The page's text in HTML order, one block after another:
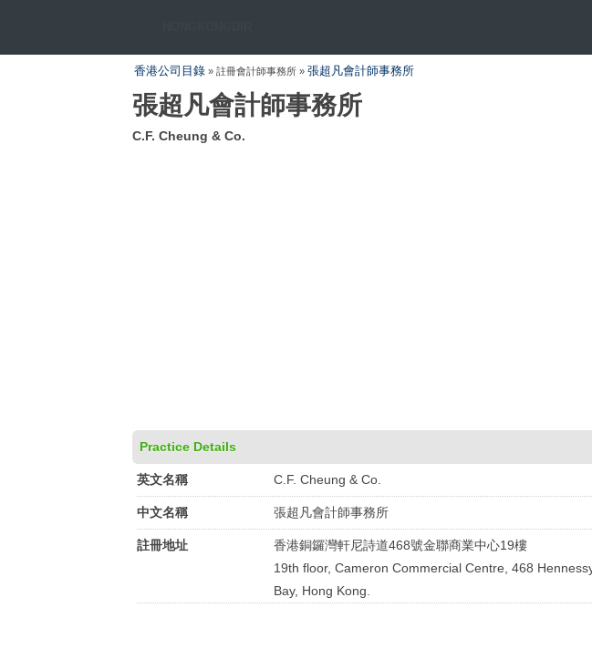
香港公司目錄 » 註冊會計師事務所 » 張超凡會計師事務所
張超凡會計師事務所
C.F. Cheung & Co.
Practice Details
英文名稱 C.F. Cheung & Co.
中文名稱 張超凡會計師事務所
註冊地址
香港銅鑼灣軒尼詩道468號金聯商業中心19樓
19th floor, Cameron Commercial Centre, 468
Bay, Hong Kong.